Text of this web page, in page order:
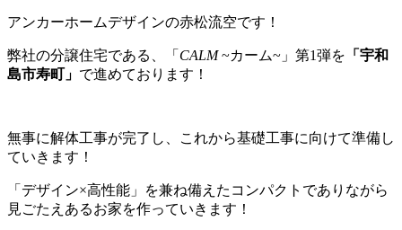
アンカーホームデザインの赤松流空です！
弊社の分譲住宅である、「 CALM~カーム~」第1弾を 「宇和
島市寿町」 で進めております！
無事に解体工事が完了し、これから基礎工事に向けて準備し
ていきます！
「デザイン×高性能」を兼ね備えたコンパクトでありながら
見ごたえあるお家を作っていきます！